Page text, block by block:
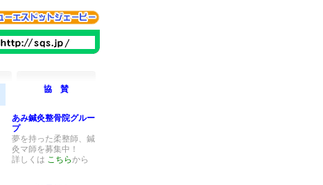
協 賛
あみ鍼灸整骨院グルー
プ
夢を持った柔整師、鍼
灸マ師を募集中！
詳しくは こちらから